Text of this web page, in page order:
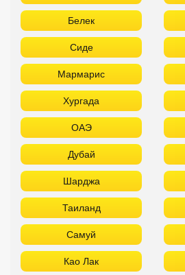
Белек
Сиде
Мармарис
Хургада
ОАЭ
Дубай
Шарджа
Таиланд
Самуй
Као Лак